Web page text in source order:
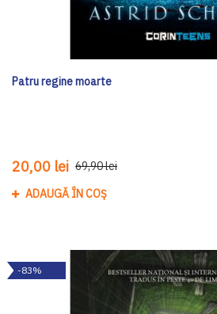
Patru regine moarte
20,00 lei 69,90 lei
ADAUGĂ ÎN COȘ
-83%